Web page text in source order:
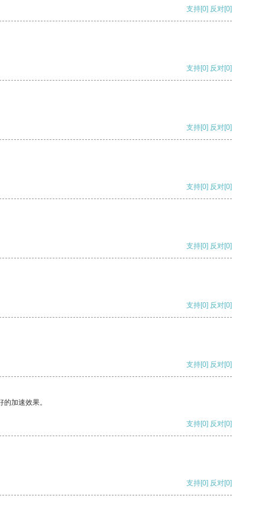
支持[0] 反对[0]
支持[0] 反对[0]
支持[0] 反对[0]
支持[0] 反对[0]
支持[0] 反对[0]
支持[0] 反对[0]
支持[0] 反对[0]
加速效果。
支持[0] 反对[0]
支持[0] 反对[0]